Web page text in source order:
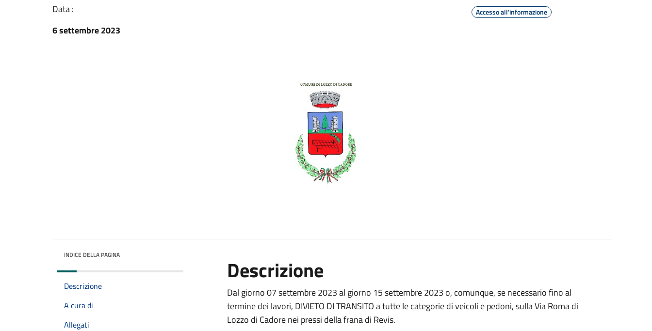
Data :
6 settembre 2023
Accesso all'informazione
INDICE DELLA PAGINA
Descrizione
A cura di
Allegati
Descrizione
Dal giorno 07 settembre 2023 al giorno 15 settembre 2023 o, comunque, se necessario fino al
termine dei lavori, DIVIETO DI TRANSITO a tutte le categorie di veicoli e pedoni, sulla Via Roma di
Lozzo di Cadore nei pressi della frana di Revis.